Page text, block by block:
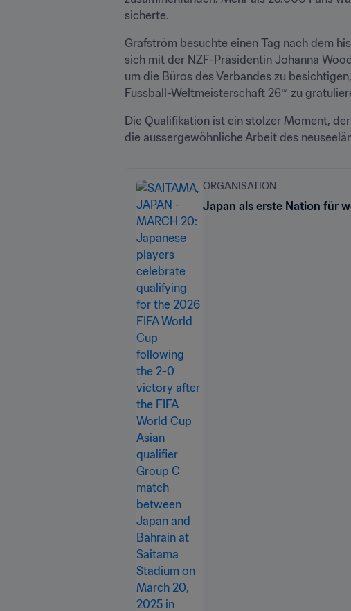
sicherte.
Grafström besuchte einen Tag nach dem
sich mit der NZF-Präsidentin Johanna
um die Büros des Verbandes zu
Fussball-Weltmeisterschaft 26™ zu
Die Qualifikation ist ein stolzer Moment,
die aussergewöhnliche Arbeit des
ORGANISATION
Japan als erste Nation für